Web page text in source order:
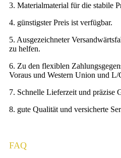
3. Materialmaterial für die stabile
4. günstigster Preis ist verfügbar.
5. Ausgezeichneter
zu helfen.
6. Zu den flexiblen
Voraus und Western Union und L/
7. Schnelle Lieferzeit und präzise
8. gute Qualität und versicherte
FAQ